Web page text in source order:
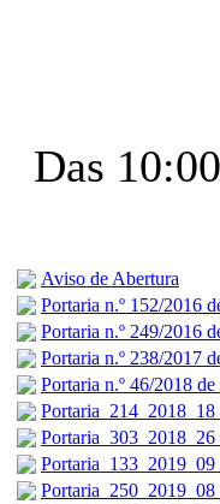
Das
Aviso de Abertura
Portaria n.º 152/2016
Portaria n.º 249/2016
Portaria n.º 238/2017
Portaria n.º 46/2018